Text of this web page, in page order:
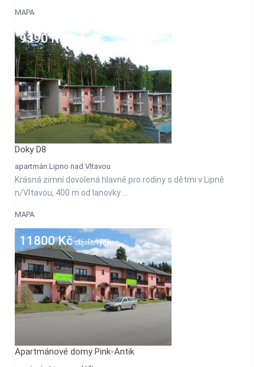
MAPA
9390 Kč objekt/týden
Doky D8
apartmán Lipno nad Vltavou
Krásná zimní dovolená hlavně pro rodiny s dětmi v Lipně
n/Vltavou, 400 m od lanovky ...
MAPA
11800 Kčobjekt/týden
Apartmánové domy Pink-Antik